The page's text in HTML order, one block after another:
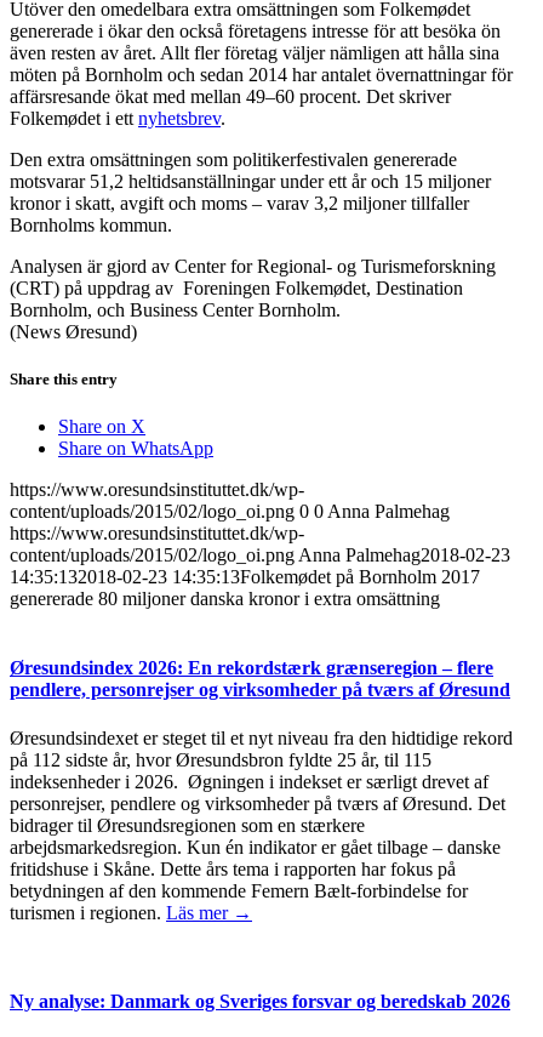
Utöver den omedelbara extra omsättningen som Folkemødet
genererade i ökar den också företagens intresse för att besöka ön
även resten av året. Allt fler företag väljer nämligen att hålla sina
möten på Bornholm och sedan 2014 har antalet övernattningar för
affärsresande ökat med mellan 49–60 procent. Det skriver
Folkemødet i ett nyhetsbrev.
Den extra omsättningen som politikerfestivalen genererade
motsvarar 51,2 heltidsanställningar under ett år och 15 miljoner
kronor i skatt, avgift och moms – varav 3,2 miljoner tillfaller
Bornholms kommun.
Analysen är gjord av Center for Regional- og Turismeforskning
(CRT) på uppdrag av Foreningen Folkemødet, Destination
Bornholm, och Business Center Bornholm.
(News Øresund)
Share this entry
Share on X
Share on WhatsApp
https://www.oresundsinstituttet.dk/wp-
content/uploads/2015/02/logo_oi.png 0 0 Anna Palmehag
https://www.oresundsinstituttet.dk/wp-
content/uploads/2015/02/logo_oi.png Anna Palmehag2018-02-23
14:35:132018-02-23 14:35:13Folkemødet på Bornholm 2017
genererade 80 miljoner danska kronor i extra omsättning
Øresundsindex 2026: En rekordstærk grænseregion – flere
pendlere, personrejser og virksomheder på tværs af Øresund
Øresundsindexet er steget til et nyt niveau fra den hidtidige rekord
på 112 sidste år, hvor Øresundsbron fyldte 25 år, til 115
indeksenheder i 2026. Øgningen i indekset er særligt drevet af
personrejser, pendlere og virksomheder på tværs af Øresund. Det
bidrager til Øresundsregionen som en stærkere
arbejdsmarkedsregion. Kun én indikator er gået tilbage – danske
fritidshuse i Skåne. Dette års tema i rapporten har fokus på
betydningen af den kommende Femern Bælt-forbindelse for
turismen i regionen. Läs mer →
Ny analyse: Danmark og Sveriges forsvar og beredskab 2026